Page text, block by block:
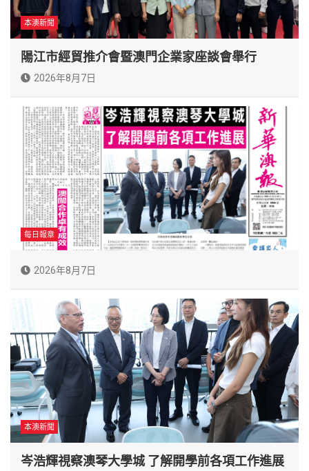
本澳新聞
陽江市經貿推介會暨澳門企業家座談會舉行
2026年8月7日
每日報章
2026年8月7日
本澳新聞
岑浩輝視察澳琴大學城 了解開學前各項工作進展